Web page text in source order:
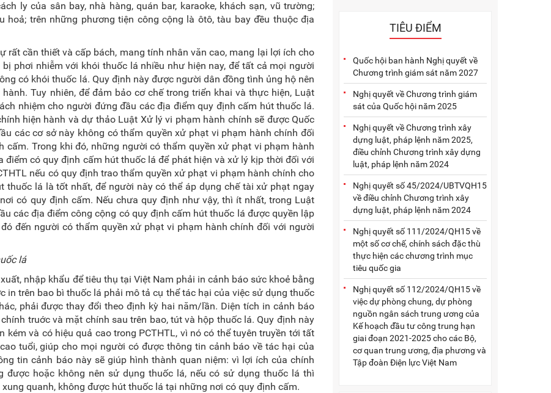
ly của sân bay, nhà hàng, quán bar, karaoke, khách sạn, vũ trường;
hoả; trên những phương tiện công cộng là ôtô, tàu bay đều thuộc địa
rất cần thiết và cấp bách, mang tính nhân văn cao, mang lại lợi ích cho
phơi nhiễm với khói thuốc lá nhiều như hiện nay, để tất cả mọi người
có khói thuốc lá. Quy định này được người dân đồng tình ủng hộ nên
Tuy nhiên, để đảm bảo cơ chế trong triển khai và thực hiện, Luật
nhiệm cho người đứng đầu các địa điểm quy định cấm hút thuốc lá.
hiện hành và dự thảo Luật Xử lý vi phạm hành chính sẽ được Quốc
các cơ sở này không có thẩm quyền xử phạt vi phạm hành chính đối
Trong khi đó, những người có thẩm quyền xử phạt vi phạm hành
có quy định cấm hút thuốc lá để phát hiện và xử lý kịp thời đối với
nếu có quy định trao thẩm quyền xử phạt vi phạm hành chính cho
lá là tốt nhất, để người này có thể áp dụng chế tài xử phạt ngay
có quy định cấm. Nếu chưa quy định như vậy, thì ít nhất, trong Luật
các địa điểm công cộng có quy định cấm hút thuốc lá được quyền lập
đến người có thẩm quyền xử phạt vi phạm hành chính đối với người
lá
nhập khẩu để tiêu thụ tại Việt Nam phải in cảnh báo sức khoẻ bằng
in trên bao bì thuốc lá phải mô tả cụ thể tác hại của việc sử dụng thuốc
phải được thay đổi theo định kỳ hai năm/lần. Diện tích in cảnh báo
truớc và mặt chính sau trên bao, tút và hộp thuốc lá. Quy định này
và có hiệu quả cao trong PCTHTL, vì nó có thể tuyên truyền tới tất
tuổi, giúp cho mọi người có được thông tin cảnh báo về tác hại của
tin cảnh báo này sẽ giúp hình thành quan niệm: vì lợi ích của chính
được hoặc không nên sử dụng thuốc lá, nếu có sử dụng thuốc lá thì
quanh, không được hút thuốc lá tại những nơi có quy định cấm.
TIÊU ĐIỂM
Quốc hội ban hành Nghị quyết về
Chương trình giám sát năm 2027
Nghị quyết về Chương trình giám
sát của Quốc hội năm 2025
Nghị quyết về Chương trình xây
dựng luật, pháp lệnh năm 2025,
điều chỉnh Chương trình xây dựng
luật, pháp lệnh năm 2024
Nghị quyết số 45/2024/UBTVQH15
về điều chỉnh Chương trình xây
dựng luật, pháp lệnh năm 2024
Nghị quyết số 111/2024/QH15 về
một số cơ chế, chính sách đặc thù
thực hiện các chương trình mục
tiêu quốc gia
Nghị quyết số 112/2024/QH15 về
việc dự phòng chung, dự phòng
nguồn ngân sách trung ương của
Kế hoạch đầu tư công trung hạn
giai đoạn 2021-2025 cho các Bộ,
cơ quan trung ương, địa phương và
Tập đoàn Điện lực Việt Nam